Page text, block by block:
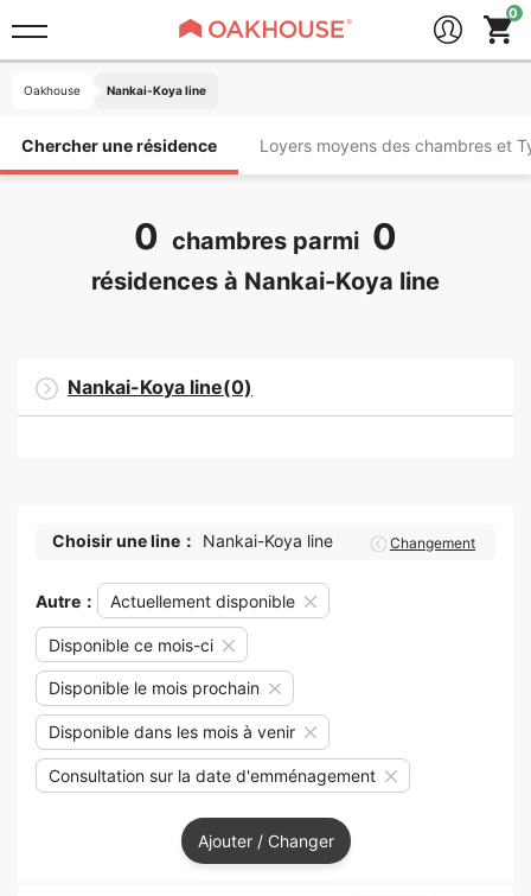
Oakhouse Nankai-Koya line
Chercher une résidence Loyers moyens des chambres et
0 chambres parmi 0
résidences à Nankai-Koya line
Nankai-Koya line(0)
Choisir une line： Nankai-Koya line Changement
Autre： Actuellement disponible
Disponible ce mois-ci
Disponible le mois prochain
Disponible dans les mois à venir
Consultation sur la date d'emménagement
Ajouter / Changer